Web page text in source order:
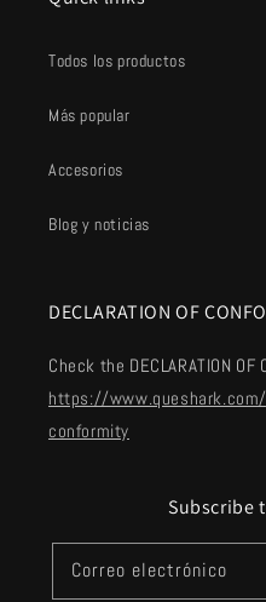
Todos los productos
Más popular
Accesorios
Blog y noticias
DECLARATION OF
Check the DECLARATION OF
https://
conformity
Subscribe
Correo electrónico